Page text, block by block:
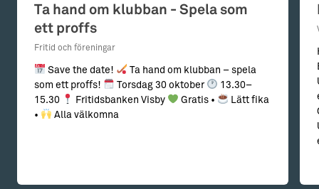
Ta hand om klubban - Spela som
ett proffs
Fritid och föreningar
Save the date!
Ta hand om klubban – spela
som ett proffs!
Torsdag 30 oktober
13.30–
15.30
Fritidsbanken Visby Gratis •
Lätt fika
•
Alla välkomna